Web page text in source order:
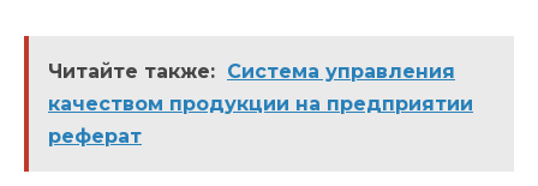
Читайте также: Система управления
качеством продукции на предприятии
реферат